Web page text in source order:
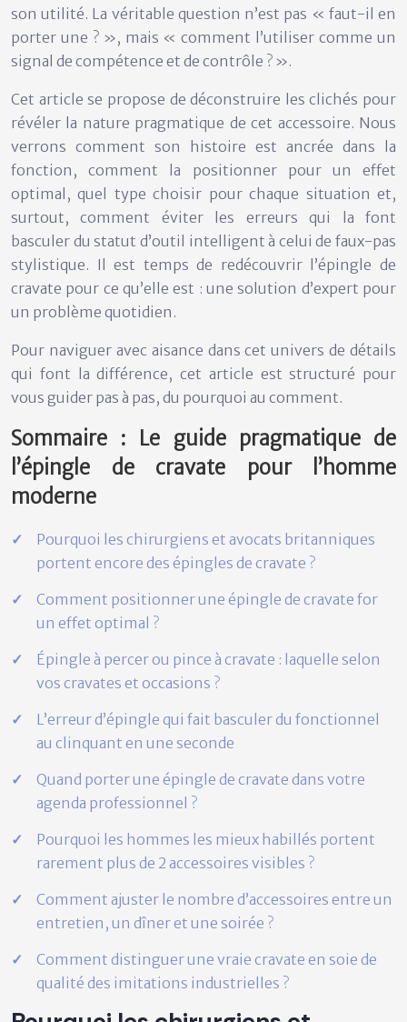
son utilité. La véritable question n’est pas « faut-il en
porter une ? », mais « comment l’utiliser comme un
signal de compétence et de contrôle ? ».
Cet article se propose de déconstruire les clichés pour
révéler la nature pragmatique de cet accessoire. Nous
verrons comment son histoire est ancrée dans la
fonction, comment la positionner pour un effet
optimal, quel type choisir pour chaque situation et,
surtout, comment éviter les erreurs qui la font
basculer du statut d’outil intelligent à celui de faux-pas
stylistique. Il est temps de redécouvrir l’épingle de
cravate pour ce qu’elle est : une solution d’expert pour
un problème quotidien.
Pour naviguer avec aisance dans cet univers de détails
qui font la différence, cet article est structuré pour
vous guider pas à pas, du pourquoi au comment.
Sommaire : Le guide pragmatique de
l’épingle de cravate pour l’homme
moderne
Pourquoi les chirurgiens et avocats britanniques
portent encore des épingles de cravate ?
Comment positionner une épingle de cravate for
un effet optimal ?
Épingle à percer ou pince à cravate : laquelle selon
vos cravates et occasions ?
L’erreur d’épingle qui fait basculer du fonctionnel
au clinquant en une seconde
Quand porter une épingle de cravate dans votre
agenda professionnel ?
Pourquoi les hommes les mieux habillés portent
rarement plus de 2 accessoires visibles ?
Comment ajuster le nombre d’accessoires entre un
entretien, un dîner et une soirée ?
Comment distinguer une vraie cravate en soie de
qualité des imitations industrielles ?